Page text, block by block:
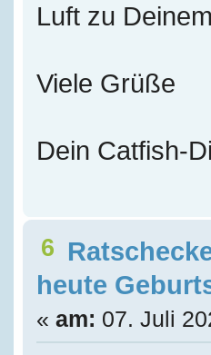
Luft zu
Viele Grüße
Dein Catfish-
6
heute
« am: 07. Juli